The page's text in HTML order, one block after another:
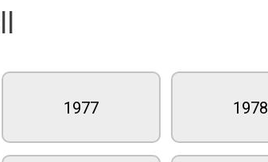
1977 1978